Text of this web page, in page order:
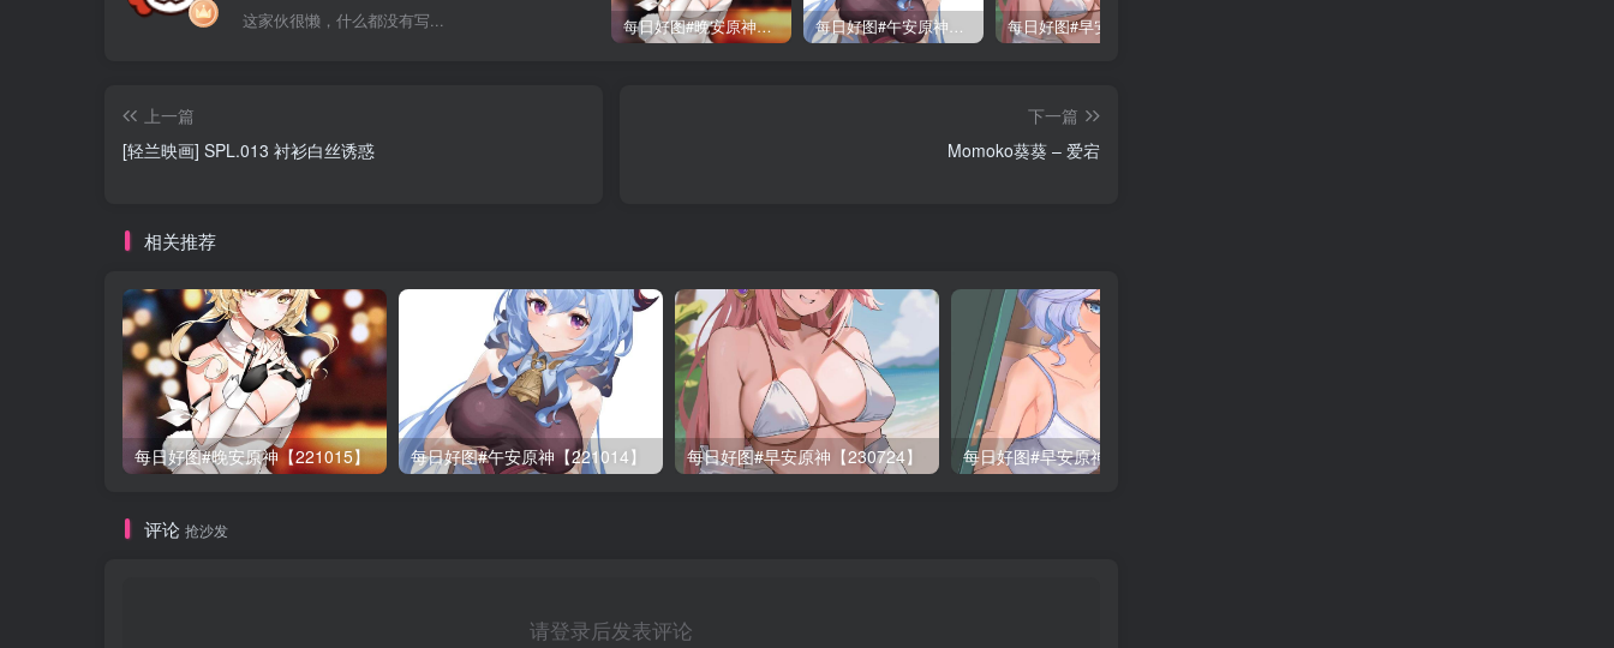
这家伙很懒，什么都没有写... 每日好图#晚安原神【221015】 每日好图#午安原神【221014】
上一篇
[轻兰映画] SPL.013 衬衫白丝诱惑
下一篇
Momoko葵葵 – 爱宕
相关推荐
每日好图#晚安原神【221015】 每日好图#午安原神【221014】 每日好图#早安原神【230724】 每日好图#早安原神【240710】
评论 抢沙发
请登录后发表评论